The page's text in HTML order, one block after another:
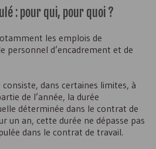
: pour qui, pour quoi ?
les emplois de
personnel d’encadrement et de
dans certaines limites, à
de l’année, la durée
déterminée dans le contrat de
un an, cette durée ne dépasse pas
dans le contrat de travail.